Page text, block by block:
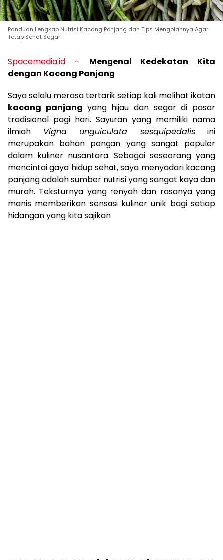
Panduan Lengkap Nutrisi Kacang Panjang dan Tips Mengolahnya Agar
Tetap Sehat Segar
Spacemedia.id – Mengenal Kedekatan Kita
dengan Kacang Panjang
Saya selalu merasa tertarik setiap kali melihat ikatan
kacang panjang yang hijau dan segar di pasar
tradisional pagi hari. Sayuran yang memiliki nama
ilmiah Vigna unguiculata sesquipedalisini
merupakan bahan pangan yang sangat populer
dalam kuliner nusantara. Sebagai seseorang yang
mencintai gaya hidup sehat, saya menyadari kacang
panjang adalah sumber nutrisi yang sangat kaya dan
murah. Teksturnya yang renyah dan rasanya yang
manis memberikan sensasi kuliner unik bagi setiap
hidangan yang kita sajikan.